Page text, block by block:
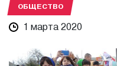
ОБЩЕСТВО
1 марта 2020